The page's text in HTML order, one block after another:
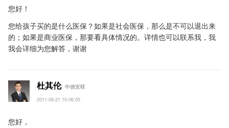
您好！
您给孩子买的是什么医保？如果是社会医保，那么是不可以退出来
的；如果是商业医保，那要看具体情况的。详情也可以联系我，我
我会详细为您解答，谢谢
杜其伦 中德安联
2011-06-21 10:06:05
您好，